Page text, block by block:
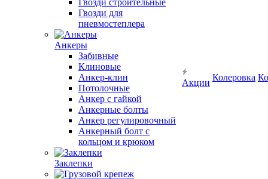
Гвозди строительные
Гвозди для
пневмостеплера
Анкеры
Забивные
Клиновые
Анкер-клин
Потолочные
Анкер с гайкой
Анкерные болты
Анкер регулировочный
Анкерный болт с
кольцом и крюком
Заклепки
Акции
Колеровка